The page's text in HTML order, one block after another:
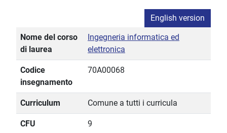
English version
Nome del corso
di laurea
Ingegneria informatica ed
elettronica
Codice
insegnamento
70A00068
Curriculum Comune a tutti i curricula
CFU 9